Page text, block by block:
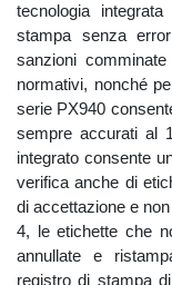
tecnologia
stampa senza
sanzioni
normativi, nonché
serie PX940
sempre accurati al
integrato consente
verifica anche di
di accettazione e
4, le etichette che
annullate e
registro di stampa